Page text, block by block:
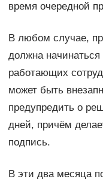
время очередной
В любом случае,
должна
работающих
может быть
предупредить о
дней, причём
подпись.
В эти два месяца